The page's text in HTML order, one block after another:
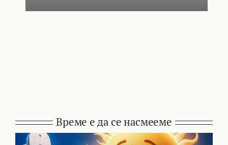
Време е да се насмееме